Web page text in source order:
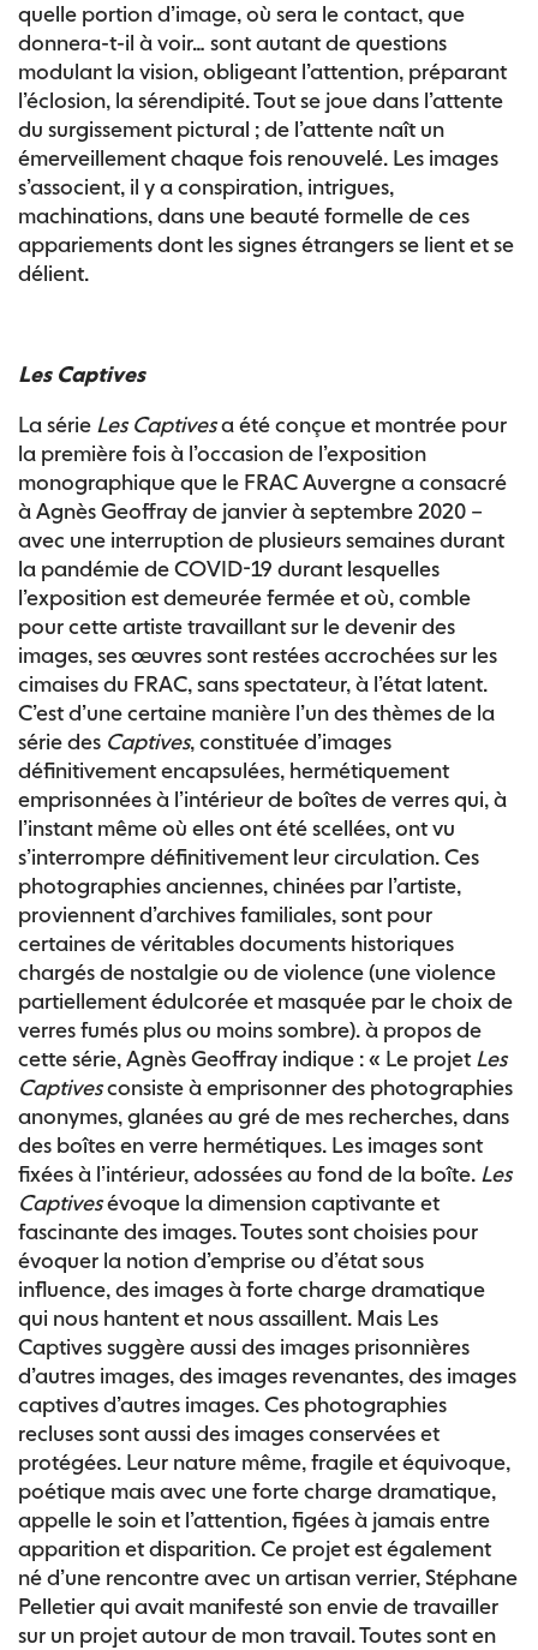
quelle portion d’image, où sera le contact, que
donnera-t-il à voir… sont autant de questions
modulant la vision, obligeant l’attention, préparant
l’éclosion, la sérendipité. Tout se joue dans l’attente
du surgissement pictural ; de l’attente naît un
émerveillement chaque fois renouvelé. Les images
s’associent, il y a conspiration, intrigues,
machinations, dans une beauté formelle de ces
appariements dont les signes étrangers se lient et se
délient.
Les Captives
La série Les Captivesa été conçue et montrée pour
la première fois à l’occasion de l’exposition
monographique que le FRAC Auvergne a consacré
à Agnès Geoffray de janvier à septembre 2020 –
avec une interruption de plusieurs semaines durant
la pandémie de COVID-19 durant lesquelles
l’exposition est demeurée fermée et où, comble
pour cette artiste travaillant sur le devenir des
images, ses œuvres sont restées accrochées sur les
cimaises du FRAC, sans spectateur, à l’état latent.
C’est d’une certaine manière l’un des thèmes de la
série des Captives, constituée d’images
définitivement encapsulées, hermétiquement
emprisonnées à l’intérieur de boîtes de verres qui, à
l’instant même où elles ont été scellées, ont vu
s’interrompre définitivement leur circulation. Ces
photographies anciennes, chinées par l’artiste,
proviennent d’archives familiales, sont pour
certaines de véritables documents historiques
chargés de nostalgie ou de violence (une violence
partiellement édulcorée et masquée par le choix de
verres fumés plus ou moins sombre). à propos de
cette série, Agnès Geoffray indique : « Le projet Les
Captivesconsiste à emprisonner des photographies
anonymes, glanées au gré de mes recherches, dans
des boîtes en verre hermétiques. Les images sont
fixées à l’intérieur, adossées au fond de la boîte. Les
Captivesévoque la dimension captivante et
fascinante des images. Toutes sont choisies pour
évoquer la notion d’emprise ou d’état sous
influence, des images à forte charge dramatique
qui nous hantent et nous assaillent. Mais Les
Captives suggère aussi des images prisonnières
d’autres images, des images revenantes, des images
captives d’autres images. Ces photographies
recluses sont aussi des images conservées et
protégées. Leur nature même, fragile et équivoque,
poétique mais avec une forte charge dramatique,
appelle le soin et l’attention, figées à jamais entre
apparition et disparition. Ce projet est également
né d’une rencontre avec un artisan verrier, Stéphane
Pelletier qui avait manifesté son envie de travailler
sur un projet autour de mon travail. Toutes sont en